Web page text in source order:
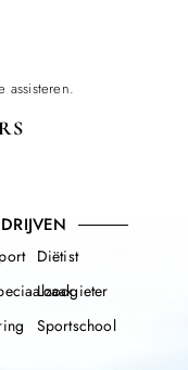
assisteren.
Diëtist
Loodgieter
Sportschool